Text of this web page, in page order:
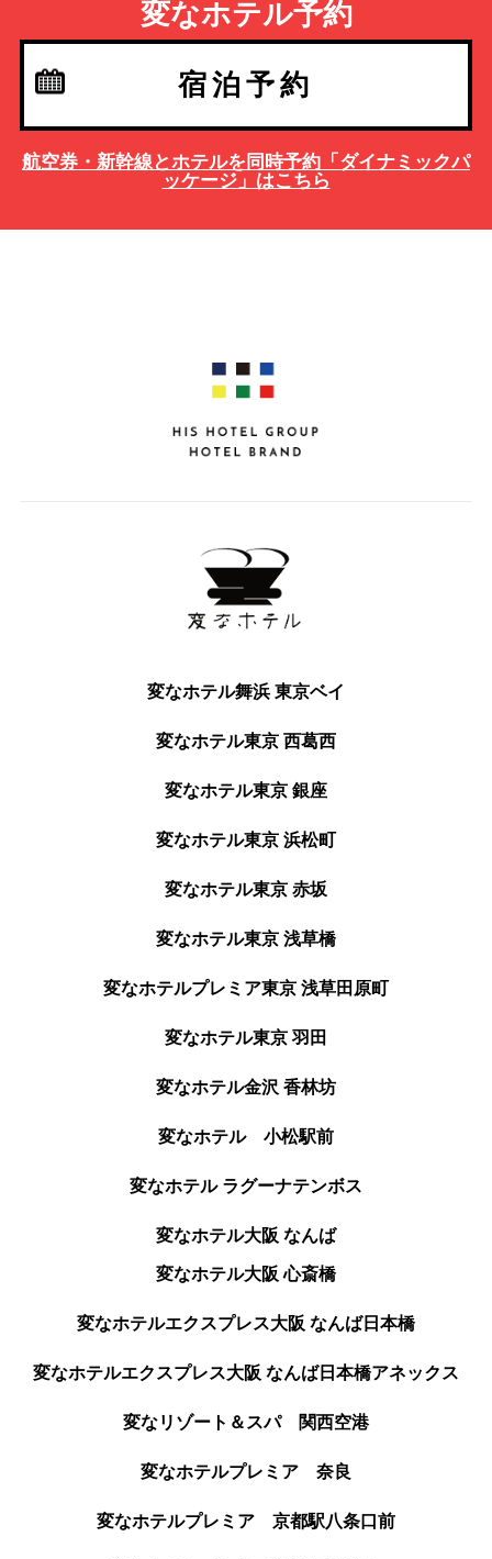
変なホテル予約
宿泊予約
航空券・新幹線とホテルを同時予約「ダイナミックパ
ッケージ」はこちら
変なホテル舞浜 東京ベイ
変なホテル東京 西葛西
変なホテル東京 銀座
変なホテル東京 浜松町
変なホテル東京 赤坂
変なホテル東京 浅草橋
変なホテルプレミア東京 浅草田原町
変なホテル東京 羽田
変なホテル金沢 香林坊
変なホテル 小松駅前
変なホテル ラグーナテンボス
変なホテル大阪 なんば
変なホテル大阪 心斎橋
変なホテルエクスプレス大阪 なんば日本橋
変なホテルエクスプレス大阪 なんば日本橋アネックス
変なリゾート＆スパ 関西空港
変なホテルプレミア 奈良
変なホテルプレミア 京都駅八条口前